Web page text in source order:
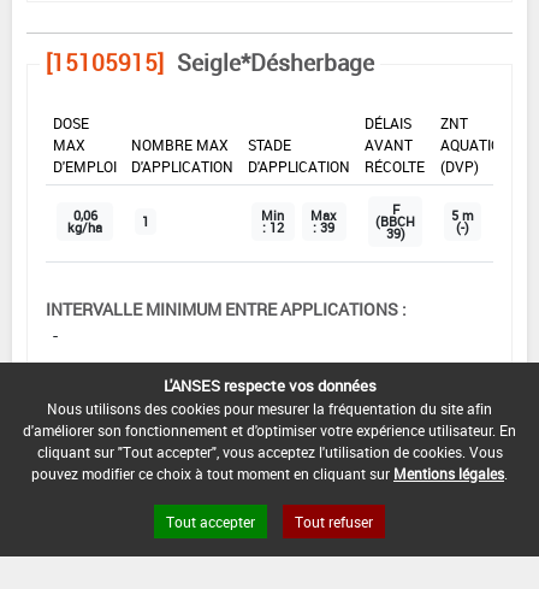
[15105915] Seigle*Désherbage
DOSE
MAX
D'EMPLOI
NOMBRE MAX
D'APPLICATION
STADE
D'APPLICATION
DÉLAIS
AVANT
RÉCOLTE
ZNT
AQUATIQUE
(DVP)
0,06
kg/ha 1 Min
: 12
Max
: 39
F
(BBCH
39)
5 m
(-)
INTERVALLE MINIMUM ENTRE APPLICATIONS :
-
DISTANCE DE SÉCURITÉ RIVERAIN ET PERSONNES
PRÉSENTES :
Se référer à la catégorie « RIVERAINS » dans la
rubrique « conditions d'emploi générales » ci-dessus.
En l'absence de distance de sécurité riverains fixée
dans l'AMM, l'arrêté du 4 mai 2017 relatif à la mise sur
le marché et à l'utilisation des produits
phytopharmaceutiques et de leurs adjuvants visés à
L'ANSES respecte vos données
Nous utilisons des cookies pour mesurer la fréquentation du site afin
d'améliorer son fonctionnement et d'optimiser votre expérience utilisateur. En
cliquant sur "Tout accepter", vous acceptez l'utilisation de cookies. Vous
pouvez modifier ce choix à tout moment en cliquant sur Mentions légales
Tout accepter Tout refuser